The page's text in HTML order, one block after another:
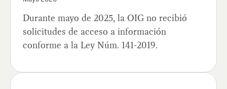
Durante mayo de 2025, la OIG no recibió
solicitudes de acceso a información
conforme a la Ley Núm. 141-2019.